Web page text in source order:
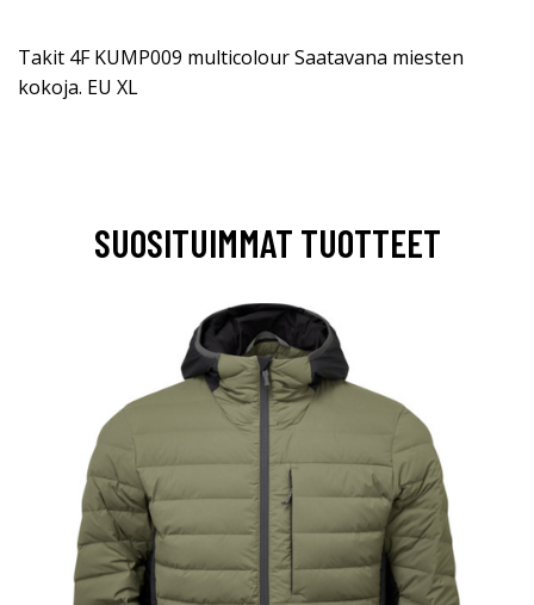
Takit 4F KUMP009 multicolour Saatavana miesten
kokoja. EU XL
SUOSITUIMMAT TUOTTEET